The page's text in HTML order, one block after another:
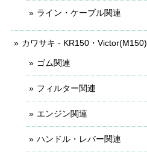
ライン・ケーブル関連
カワサキ - KR150・Victor(M150)
ゴム関連
フィルター関連
エンジン関連
ハンドル・レバー関連